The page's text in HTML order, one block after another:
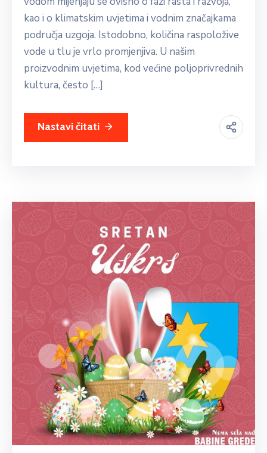
kao i o klimatskim uvjetima i vodnim značajkama
područja uzgoja. Istodobno, količina raspoložive
vode u tlu je vrlo promjenjiva. U našim
proizvodnim uvjetima, kod većine poljoprivrednih
kultura, često […]
Nastavi čitati